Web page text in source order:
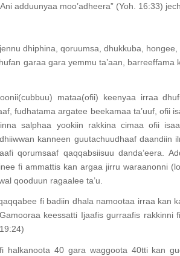
adduunyaa moo’adheera” (Yoh. 16:33)
dhiphina, qoruumsa, dhukkuba,
garaa gara yemmu ta’aan,
mataa(ofii) keenyaa irraa
fudhatama argatee beekamaa ta’uuf, ofii
salphaa yookiin rakkina cimaa ofii
kanneen guutachuudhaaf daandiin
qorumsaaf qaqqabsiisuu danda’eera.
fi ammattis kan argaa jirru waraanonni
qooduun ragaalee ta’u.
fi badiin dhala namootaa irraa kan
keessatti Ijaafis gurraafis rakkinni
halkanoota 40 gara waggoota 40tti kan